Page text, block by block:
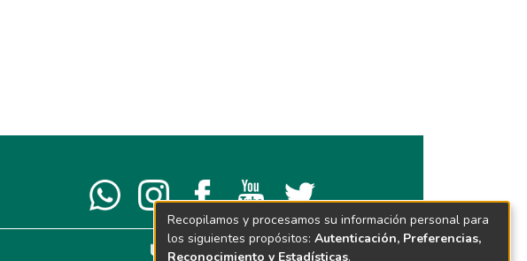
Recopilamos y procesamos su información personal para
los siguientes propósitos: Autenticación, Preferencias,
Reconocimiento y Estadísticas.